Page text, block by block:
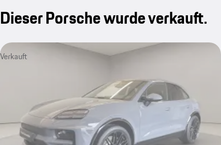
Dieser Porsche wurde verkauft.
Verkauft